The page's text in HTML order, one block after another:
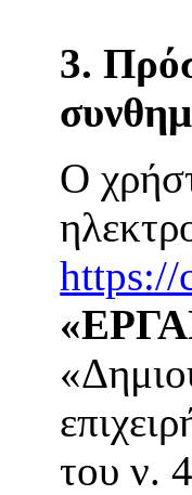
3.
Ο
https://
του ν.